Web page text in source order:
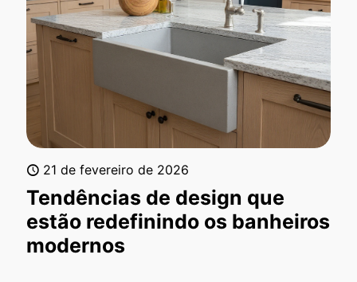
21 de fevereiro de 2026
Tendências de design que
estão redefinindo os banheiros
modernos